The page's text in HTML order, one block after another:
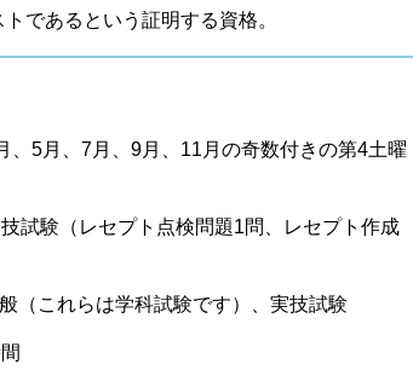
であるという証明する資格。
5月、7月、9月、11月の奇数付きの第4土曜
試験（レセプト点検問題1問、レセプト作成
（これらは学科試験です）、実技試験